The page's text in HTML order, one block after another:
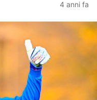
4 anni fa